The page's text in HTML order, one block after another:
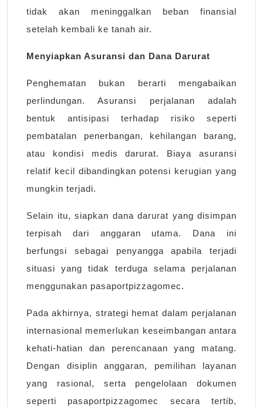
tidak akan meninggalkan beban finansial
setelah kembali ke tanah air.
Menyiapkan Asuransi dan Dana Darurat
Penghematan bukan berarti mengabaikan
perlindungan. Asuransi perjalanan adalah
bentuk antisipasi terhadap risiko seperti
pembatalan penerbangan, kehilangan barang,
atau kondisi medis darurat. Biaya asuransi
relatif kecil dibandingkan potensi kerugian yang
mungkin terjadi.
Selain itu, siapkan dana darurat yang disimpan
terpisah dari anggaran utama. Dana ini
berfungsi sebagai penyangga apabila terjadi
situasi yang tidak terduga selama perjalanan
menggunakan pasaportpizzagomec.
Pada akhirnya, strategi hemat dalam perjalanan
internasional memerlukan keseimbangan antara
kehati-hatian dan perencanaan yang matang.
Dengan disiplin anggaran, pemilihan layanan
yang rasional, serta pengelolaan dokumen
seperti pasaportpizzagomec secara tertib,